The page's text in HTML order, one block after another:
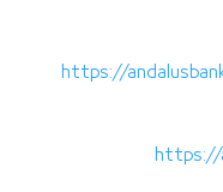
https://
https://